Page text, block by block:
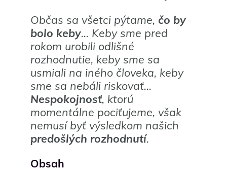
Občas sa všetci pýtame, čo by
bolo keby… Keby sme pred
rokom urobili odlišné
rozhodnutie, keby sme sa
usmiali na iného človeka, keby
sme sa nebáli riskovať…
Nespokojnosť, ktorú
momentálne pociťujeme, však
nemusí byť výsledkom našich
predošlých rozhodnutí.
Obsah